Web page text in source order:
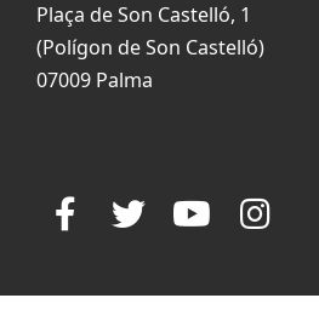
Plaça de Son Castelló, 1
(Polígon de Son Castelló)
07009 Palma